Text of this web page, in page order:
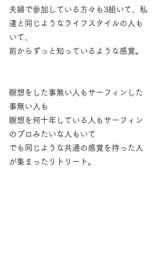
夫婦で参加している方々も3組いて、私
達と同じようなライフスタイルの人も
いて、
前からずっと知っているような感覚。
瞑想をした事無い人もサーフィンした
事無い人も
瞑想を何十年している人もサーフィン
のプロみたいな人もいて
でも同じような共通の感覚を持った人
が集まったリトリート。